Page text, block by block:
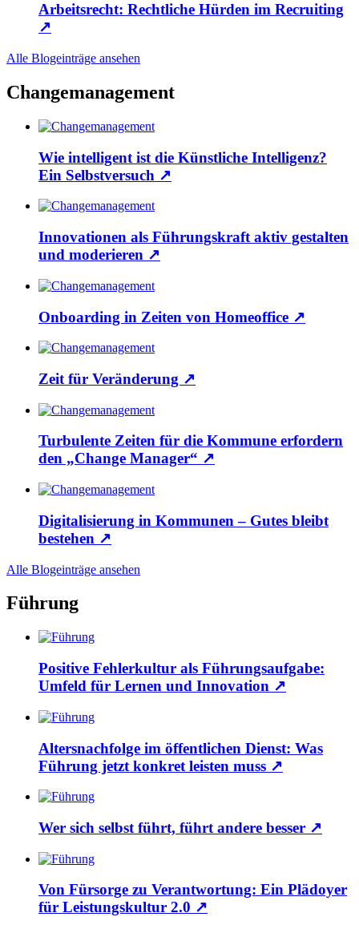
Arbeitsrecht: Rechtliche Hürden im Recruiting
↗
Alle Blogeinträge ansehen
Changemanagement
Wie intelligent ist die Künstliche Intelligenz?
Ein Selbstversuch ↗
Innovationen als Führungskraft aktiv gestalten
und moderieren ↗
Onboarding in Zeiten von Homeoffice ↗
Zeit für Veränderung ↗
Turbulente Zeiten für die Kommune erfordern
den „Change Manager“ ↗
Digitalisierung in Kommunen – Gutes bleibt
bestehen ↗
Alle Blogeinträge ansehen
Führung
Positive Fehlerkultur als Führungsaufgabe:
Umfeld für Lernen und Innovation ↗
Altersnachfolge im öffentlichen Dienst: Was
Führung jetzt konkret leisten muss ↗
Wer sich selbst führt, führt andere besser ↗
Von Fürsorge zu Verantwortung: Ein Plädoyer
für Leistungskultur 2.0 ↗